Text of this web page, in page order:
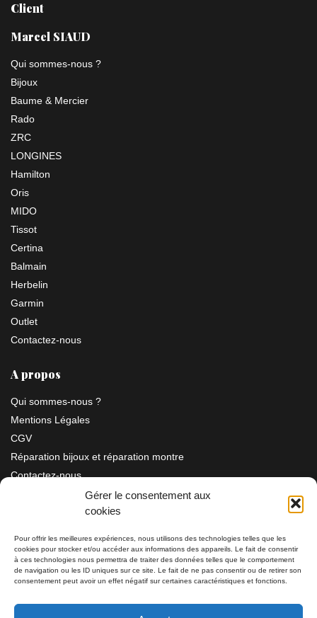
Gérer le consentement aux
cookies
Pour offrir les meilleures expériences, nous utilisons des technologies telles que les
cookies pour stocker et/ou accéder aux informations des appareils. Le fait de consentir
à ces technologies nous permettra de traiter des données telles que le comportement
de navigation ou les ID uniques sur ce site. Le fait de ne pas consentir ou de retirer son
consentement peut avoir un effet négatif sur certaines caractéristiques et fonctions.
Client
Marcel SIAUD
Qui sommes-nous ?
Bijoux
Baume & Mercier
Rado
ZRC
LONGINES
Hamilton
Oris
MIDO
Tissot
Certina
Balmain
Herbelin
Garmin
Outlet
Contactez-nous
A propos
Qui sommes-nous ?
Mentions Légales
CGV
Réparation bijoux et réparation montre
Contactez-nous
Information
Bijouterie SIAUD11 rue Masséna 06000 NICE